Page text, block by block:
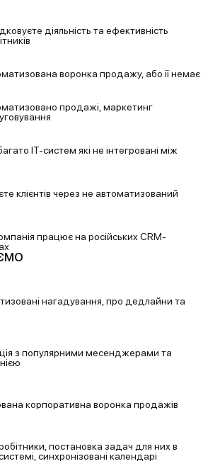
діяльність та ефективність
воронкапродажу, або її немає
продажі,маркетинг
IT-систем які не інтегровані між
клієнтів через не автоматизований
працюєна російських CRM-
нагадування,про дедлайни та
з популярними месенджерами та
корпоративна воронка продажів
постановка задач для них в
синхронізовані календарі